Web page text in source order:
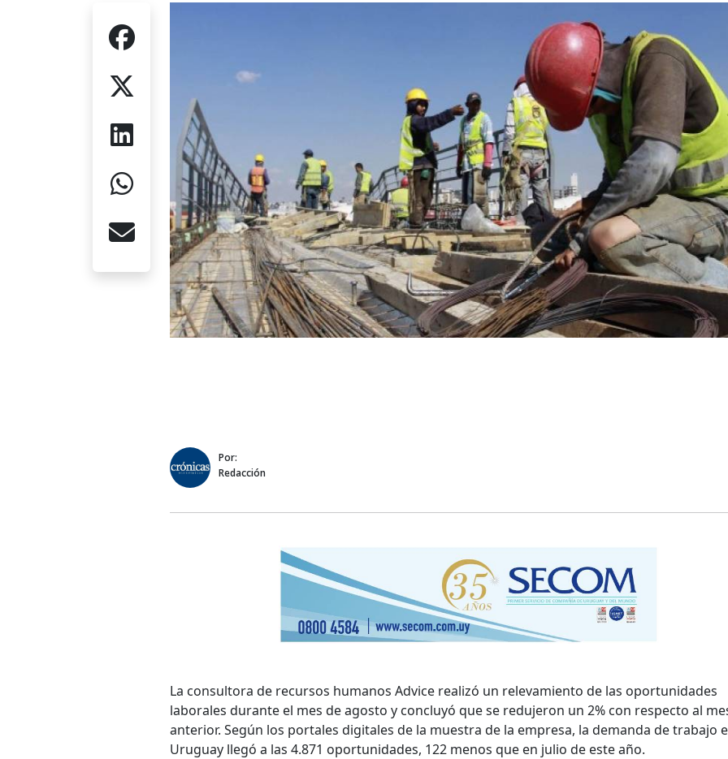
Por:
Redacción
La consultora de recursos humanos Advice realizó un relevamiento de las oportunidades
laborales durante el mes de agosto y concluyó que se redujeron un 2% con respecto al
anterior. Según los portales digitales de la muestra de la empresa, la demanda de trabajo
Uruguay llegó a las 4.871 oportunidades, 122 menos que en julio de este año.